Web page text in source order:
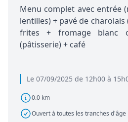
Le 07/09/2025 de 12h00 à
0.0 km
Ouvert à toutes les tranches d'âge
Menu complet avec entrée
lentilles) + pavé de
frites + fromage blanc
(pâtisserie) + café